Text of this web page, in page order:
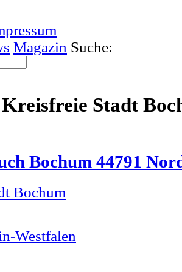
Magazin Suche:
Stadt
Bochum 44791
Bochum
Westfalen